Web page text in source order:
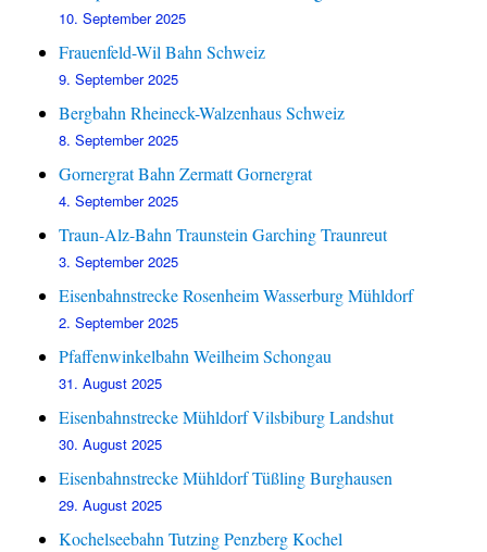
10. September 2025
Frauenfeld-Wil Bahn Schweiz
9. September 2025
Bergbahn Rheineck-Walzenhaus Schweiz
8. September 2025
Gornergrat Bahn Zermatt Gornergrat
4. September 2025
Traun-Alz-Bahn Traunstein Garching Traunreut
3. September 2025
Eisenbahnstrecke Rosenheim Wasserburg Mühldorf
2. September 2025
Pfaffenwinkelbahn Weilheim Schongau
31. August 2025
Eisenbahnstrecke Mühldorf Vilsbiburg Landshut
30. August 2025
Eisenbahnstrecke Mühldorf Tüßling Burghausen
29. August 2025
Kochelseebahn Tutzing Penzberg Kochel